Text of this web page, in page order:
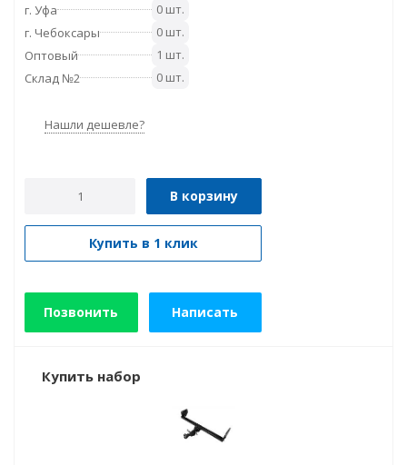
г. Уфа
0 шт.
г. Чебоксары
0 шт.
Оптовый
1 шт.
Склад №2
0 шт.
Нашли дешевле?
В корзину
Купить в 1 клик
Позвонить Написать
Купить набор